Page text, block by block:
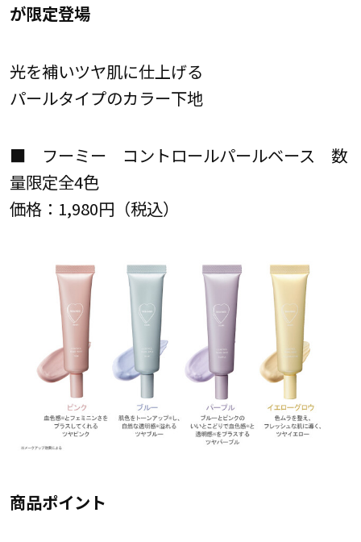
が限定登場
光を補いツヤ肌に仕上げる
パールタイプのカラー下地
■ フーミー コントロールパールベース 数
量限定全4色
価格：1,980円（税込）
商品ポイント